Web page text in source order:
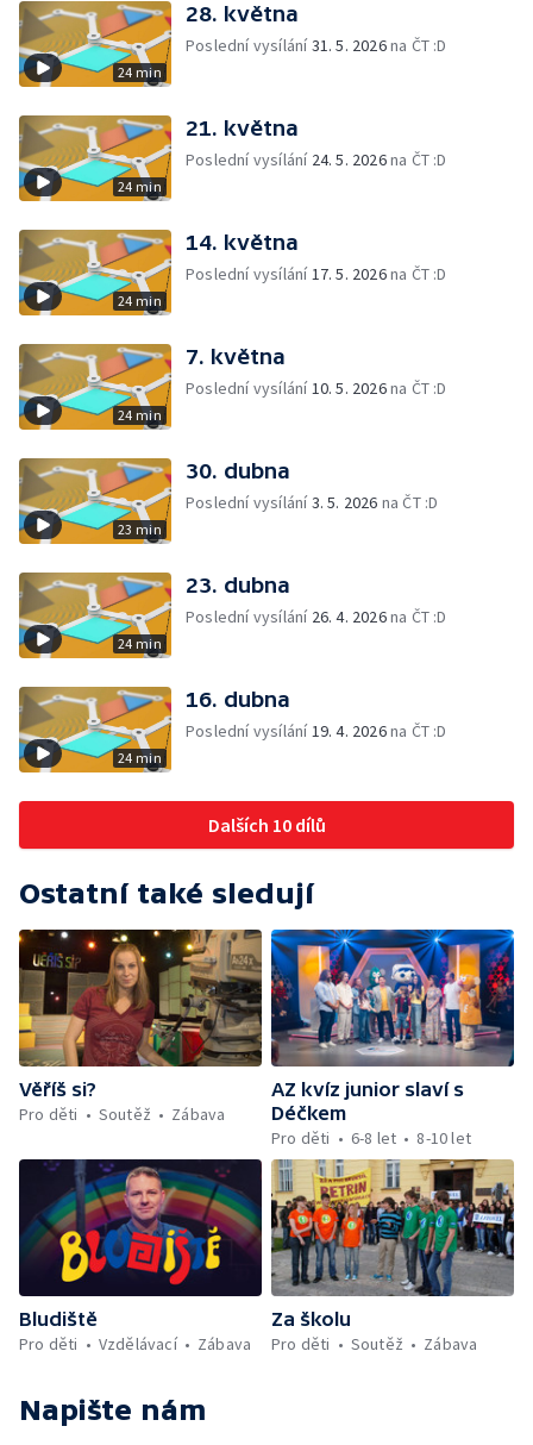
24 min
28. května
Poslední vysílání31. 5. 2026na ČT :D
24 min
21. května
Poslední vysílání 24. 5. 2026na ČT :D
24 min
14. května
Poslední vysílání17. 5. 2026na ČT :D
24 min
7. května
Poslední vysílání10. 5. 2026na ČT :D
23 min
30. dubna
Poslední vysílání3. 5. 2026 na ČT :D
24 min
23. dubna
Poslední vysílání 26. 4. 2026na ČT :D
24 min
16. dubna
Poslední vysílání19. 4. 2026na ČT :D
Dalších 10 dílů
Ostatní také sledují
Věříš si?
Pro děti
Soutěž Zábava
AZ kvíz junior slaví s
Déčkem
Pro děti
6-8 let 8-10 let
Bludiště
Pro děti
Vzdělávací Zábava
Za školu
Pro děti
Soutěž Zábava
Napište nám